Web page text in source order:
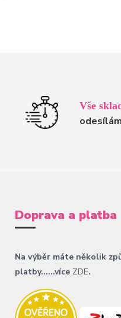
Vše
Doprava a platba
Na výběr máte několik
platby......více ZDE.